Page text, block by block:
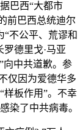
巴西“大都市
前巴西总统迪尔
“不公平、荒谬和
德里戈·马亚
向中共道歉。参
仅因为爱德华多
样板作用”。不幸
染了中共病毒。